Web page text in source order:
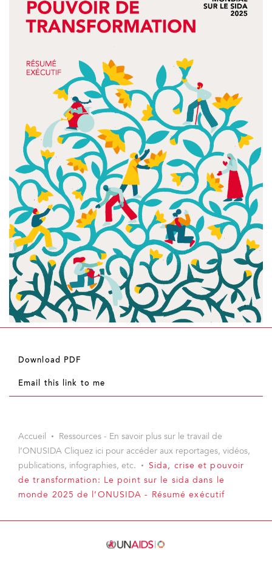
Download PDF
Email this link to me
Accueil
Ressources - En savoir plus sur le travail de
l’ONUSIDA Cliquez ici pour accéder aux reportages, vidéos,
publications, infographies, etc.
Sida, crise et pouvoir
de transformation: Le point sur le sida dans le
monde 2025 de l’ONUSIDA - Résumé exécutif